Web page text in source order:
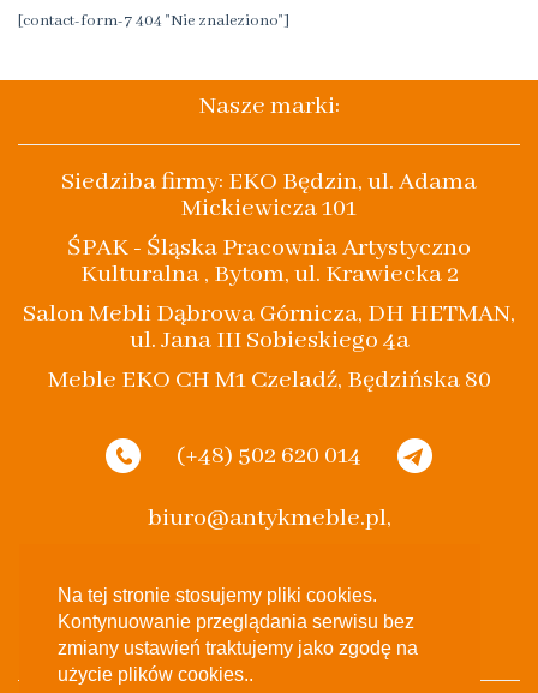
Na tej stronie stosujemy pliki cookies.
Kontynuowanie przeglądania serwisu bez
zmiany ustawień traktujemy jako zgodę na
użycie plików cookies..
[contact-form-7 404 "Nie znaleziono"]
Nasze marki:
Siedziba firmy: EKO Będzin, ul. Adama
Mickiewicza 101
ŚPAK - Śląska Pracownia Artystyczno
Kulturalna , Bytom, ul. Krawiecka 2
Salon Mebli Dąbrowa Górnicza, DH HETMAN,
ul. Jana III Sobieskiego 4a
Meble EKO CH M1 Czeladź, Będzińska 80
(+48) 502 620 014
biuro@antykmeble.pl,
spak.bytom@gmail.com